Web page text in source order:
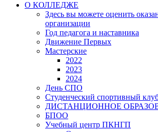
О КОЛЛЕДЖЕ
Здесь вы можете оценить
организации
Год педагога и наставника
Движение Первых
Мастерские
2022
2023
2024
День СПО
Студенческий спортивный
ДИСТАНЦИОННОЕ
БПОО
Учебный центр ПКНГП